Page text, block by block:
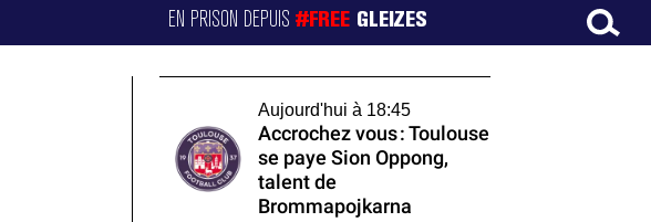
EN PRISON DEPUIS#FREE GLEIZES
Aujourd'hui à 18:45
Accrochez vous : Toulouse
se paye Sion Oppong,
talent de
Brommapojkarna